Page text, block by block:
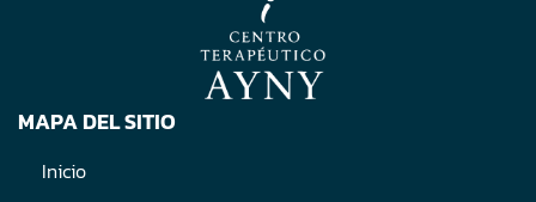
MAPA DEL SITIO
Inicio